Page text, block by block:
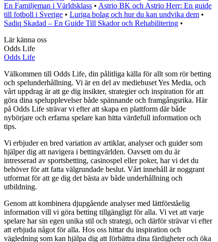
En Familjeman i Världsklass • Astrio BK och Astrio Herr: En guide
till fotboll i Sverige • Luriga bolag och hur du kan undvika dem •
Sadiq Skadad – En Guide Till Skador och Rehabilitering •
Lär känna oss
Odds Life
Odds Life
Välkommen till Odds Life, din pålitliga källa för allt som rör betting
och spelunderhållning. Vi är en del av mediehuset Yes Media, och
vårt uppdrag är att ge dig insikter, strategier och inspiration för att
göra dina spelupplevelser både spännande och framgångsrika. Här
på Odds Life strävar vi efter att skapa en plattform där både
nybörjare och erfarna spelare kan hitta värdefull information och
tips.
Vi erbjuder en bred variation av artiklar, analyser och guider som
hjälper dig att navigera i bettingvärlden. Oavsett om du är
intresserad av sportsbetting, casinospel eller poker, har vi det du
behöver för att fatta välgrundade beslut. Vårt innehåll är noggrant
utformat för att ge dig det bästa av både underhållning och
utbildning.
Genom att kombinera djupgående analyser med lättförståelig
information vill vi göra betting tillgängligt för alla. Vi vet att varje
spelare har sin egen unika stil och strategi, och därför strävar vi efter
att erbjuda något för alla. Hos oss hittar du inspiration och
vägledning som kan hjälpa dig att förbättra dina färdigheter och öka